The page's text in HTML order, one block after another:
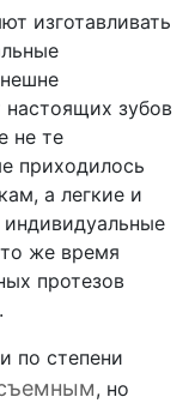
изготавливать
зубов
не те
приходилось
а легкие и
же время
протезов
по степени
, но